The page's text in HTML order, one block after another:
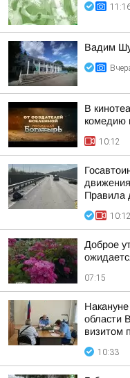
Вадим
В
комедию
10:12
Правила
10:12
Доброе
07:15
области
визитом
10:33